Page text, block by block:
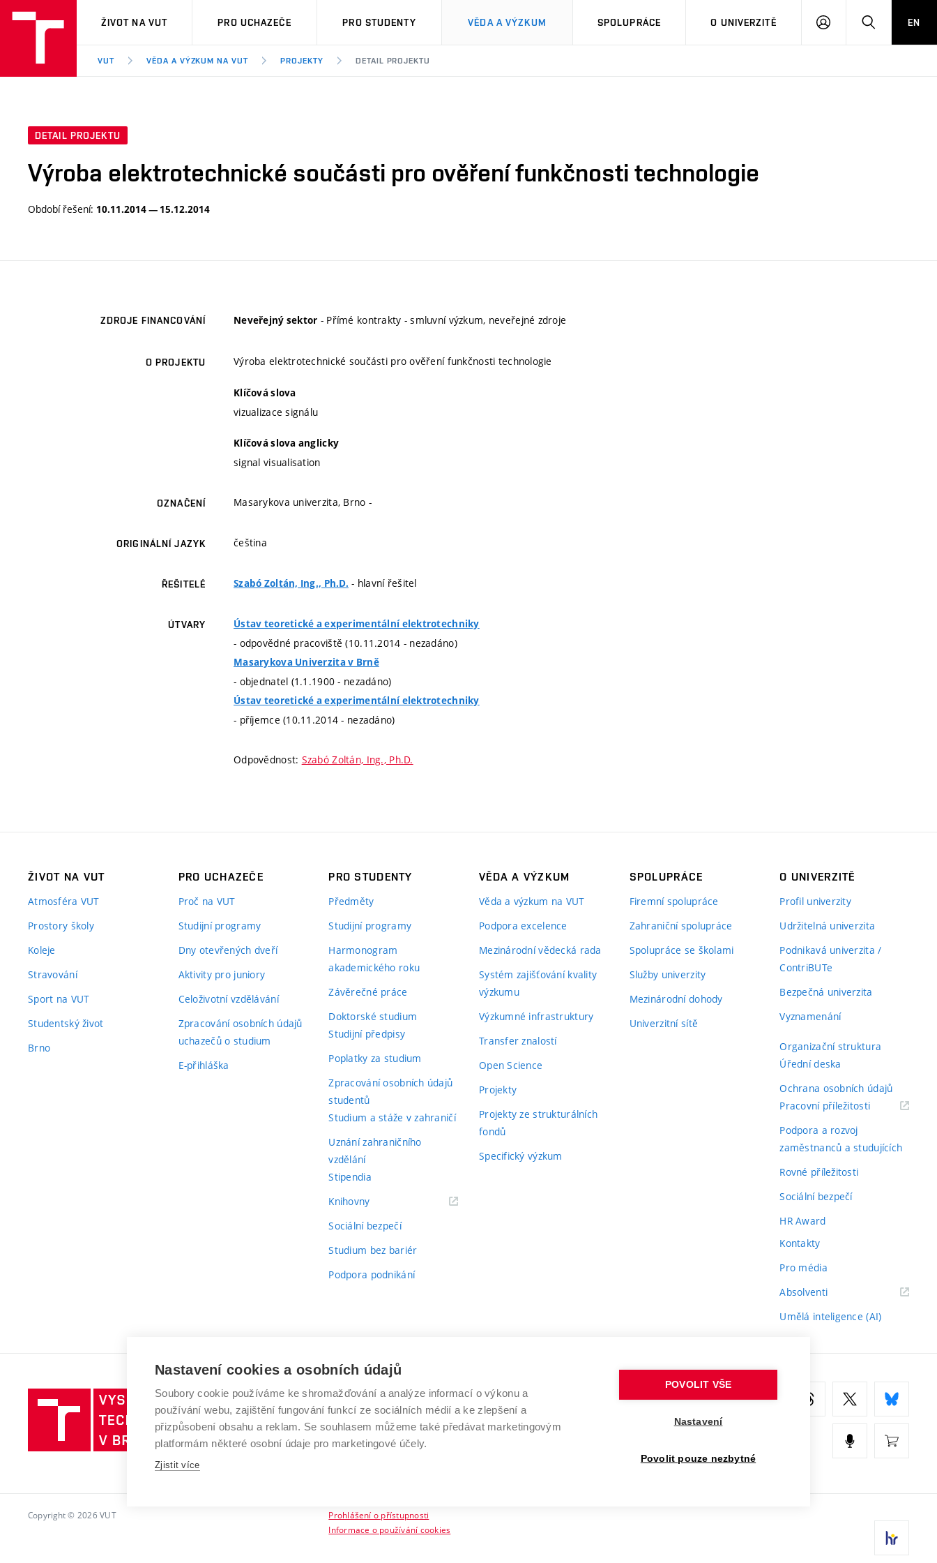
VUT
ŽIVOT NA VUT PRO UCHAZEČE PRO STUDENTY VĚDA A VÝZKUM SPOLUPRÁCE O UNIVERZITĚ
PŘIHLÁSIT HLEDATEN
VUT VĚDA A VÝZKUM NA VUT PROJEKTY DETAIL PROJEKTU
DETAIL PROJEKTU
Výroba elektrotechnické součásti pro ověření funkčnosti technologie
Období řešení: 10.11.2014 — 15.12.2014
ZDROJE FINANCOVÁNÍ Neveřejný sektor - Přímé kontrakty - smluvní výzkum, neveřejné zdroje
O PROJEKTU Výroba elektrotechnické součásti pro ověření funkčnosti technologie
Klíčová slova
vizualizace signálu
Klíčová slova anglicky
signal visualisation
OZNAČENÍ Masarykova univerzita, Brno -
ORIGINÁLNÍ JAZYK čeština
ŘEŠITELÉ Szabó Zoltán, Ing., Ph.D. - hlavní řešitel
ÚTVARY Ústav teoretické a experimentální elektrotechniky
- odpovědné pracoviště (10.11.2014 - nezadáno)
Masarykova Univerzita v Brně
- objednatel (1.1.1900 - nezadáno)
Ústav teoretické a experimentální elektrotechniky
- příjemce (10.11.2014 - nezadáno)
Odpovědnost: Szabó Zoltán, Ing., Ph.D.
ŽIVOT NA VUT
Atmosféra VUT
Prostory školy
Koleje
Stravování
Sport na VUT
Studentský život
Brno
PRO UCHAZEČE
Proč na VUT
Studijní programy
Dny otevřených dveří
Aktivity pro juniory
Celoživotní vzdělávání
Zpracování osobních údajů
uchazečů o studium
E-přihláška
PRO STUDENTY
Předměty
Studijní programy
Harmonogram
akademického roku
Závěrečné práce
Doktorské studium
Studijní předpisy
Poplatky za studium
Zpracování osobních údajů
studentů
Studium a stáže v zahraničí
Uznání zahraničního
vzdělání
Stipendia
Knihovny(externí
Sociální bezpečí
Studium bez bariér
Podpora podnikání
VĚDA A VÝZKUM
Věda a výzkum na VUT
Podpora excelence
Mezinárodní vědecká rada
Systém zajišťování kvality
výzkumu
Výzkumné infrastruktury
Transfer znalostí
Open Science
Projekty
Projekty ze strukturálních
fondů
Specifický výzkum
SPOLUPRÁCE
Firemní spolupráce
Zahraniční spolupráce
Spolupráce se školami
Služby univerzity
Mezinárodní dohody
Univerzitní sítě
O UNIVERZITĚ
Profil univerzity
Udržitelná univerzita
Podnikavá univerzita /
ContriBUTe
Bezpečná univerzita
Vyznamenání
Organizační struktura
Úřední deska
Ochrana osobních údajů
Pracovní příležitosti(externí
Podpora a rozvoj
zaměstnanců a studujících
Rovné příležitosti
Sociální bezpečí
HR Award
Kontakty
Pro média
Absolventi(externí
Umělá inteligence (AI)
Vysoké
učení
technické
v
VYSOKÉ UČENÍ TECHNICKÉ V BRNĚ
Antonínská 548/1
602 00 Brno
www.vut.cz
Copyright © 2026 VUT
Prohlášení o přístupnosti
Informace o používání cookies
Nastavení cookies a osobních údajů
Soubory cookie používáme ke shromažďování a analýze informací o výkonu a
používání webu, zajištění fungování funkcí ze sociálních médií a ke zlepšení a
přizpůsobení obsahu a reklam. Se souhlasem můžeme také předávat marketingovým
platformám některé osobní údaje pro marketingové účely.
Zjistit více
POVOLIT VŠE
Nastavení
Povolit pouze nezbytné